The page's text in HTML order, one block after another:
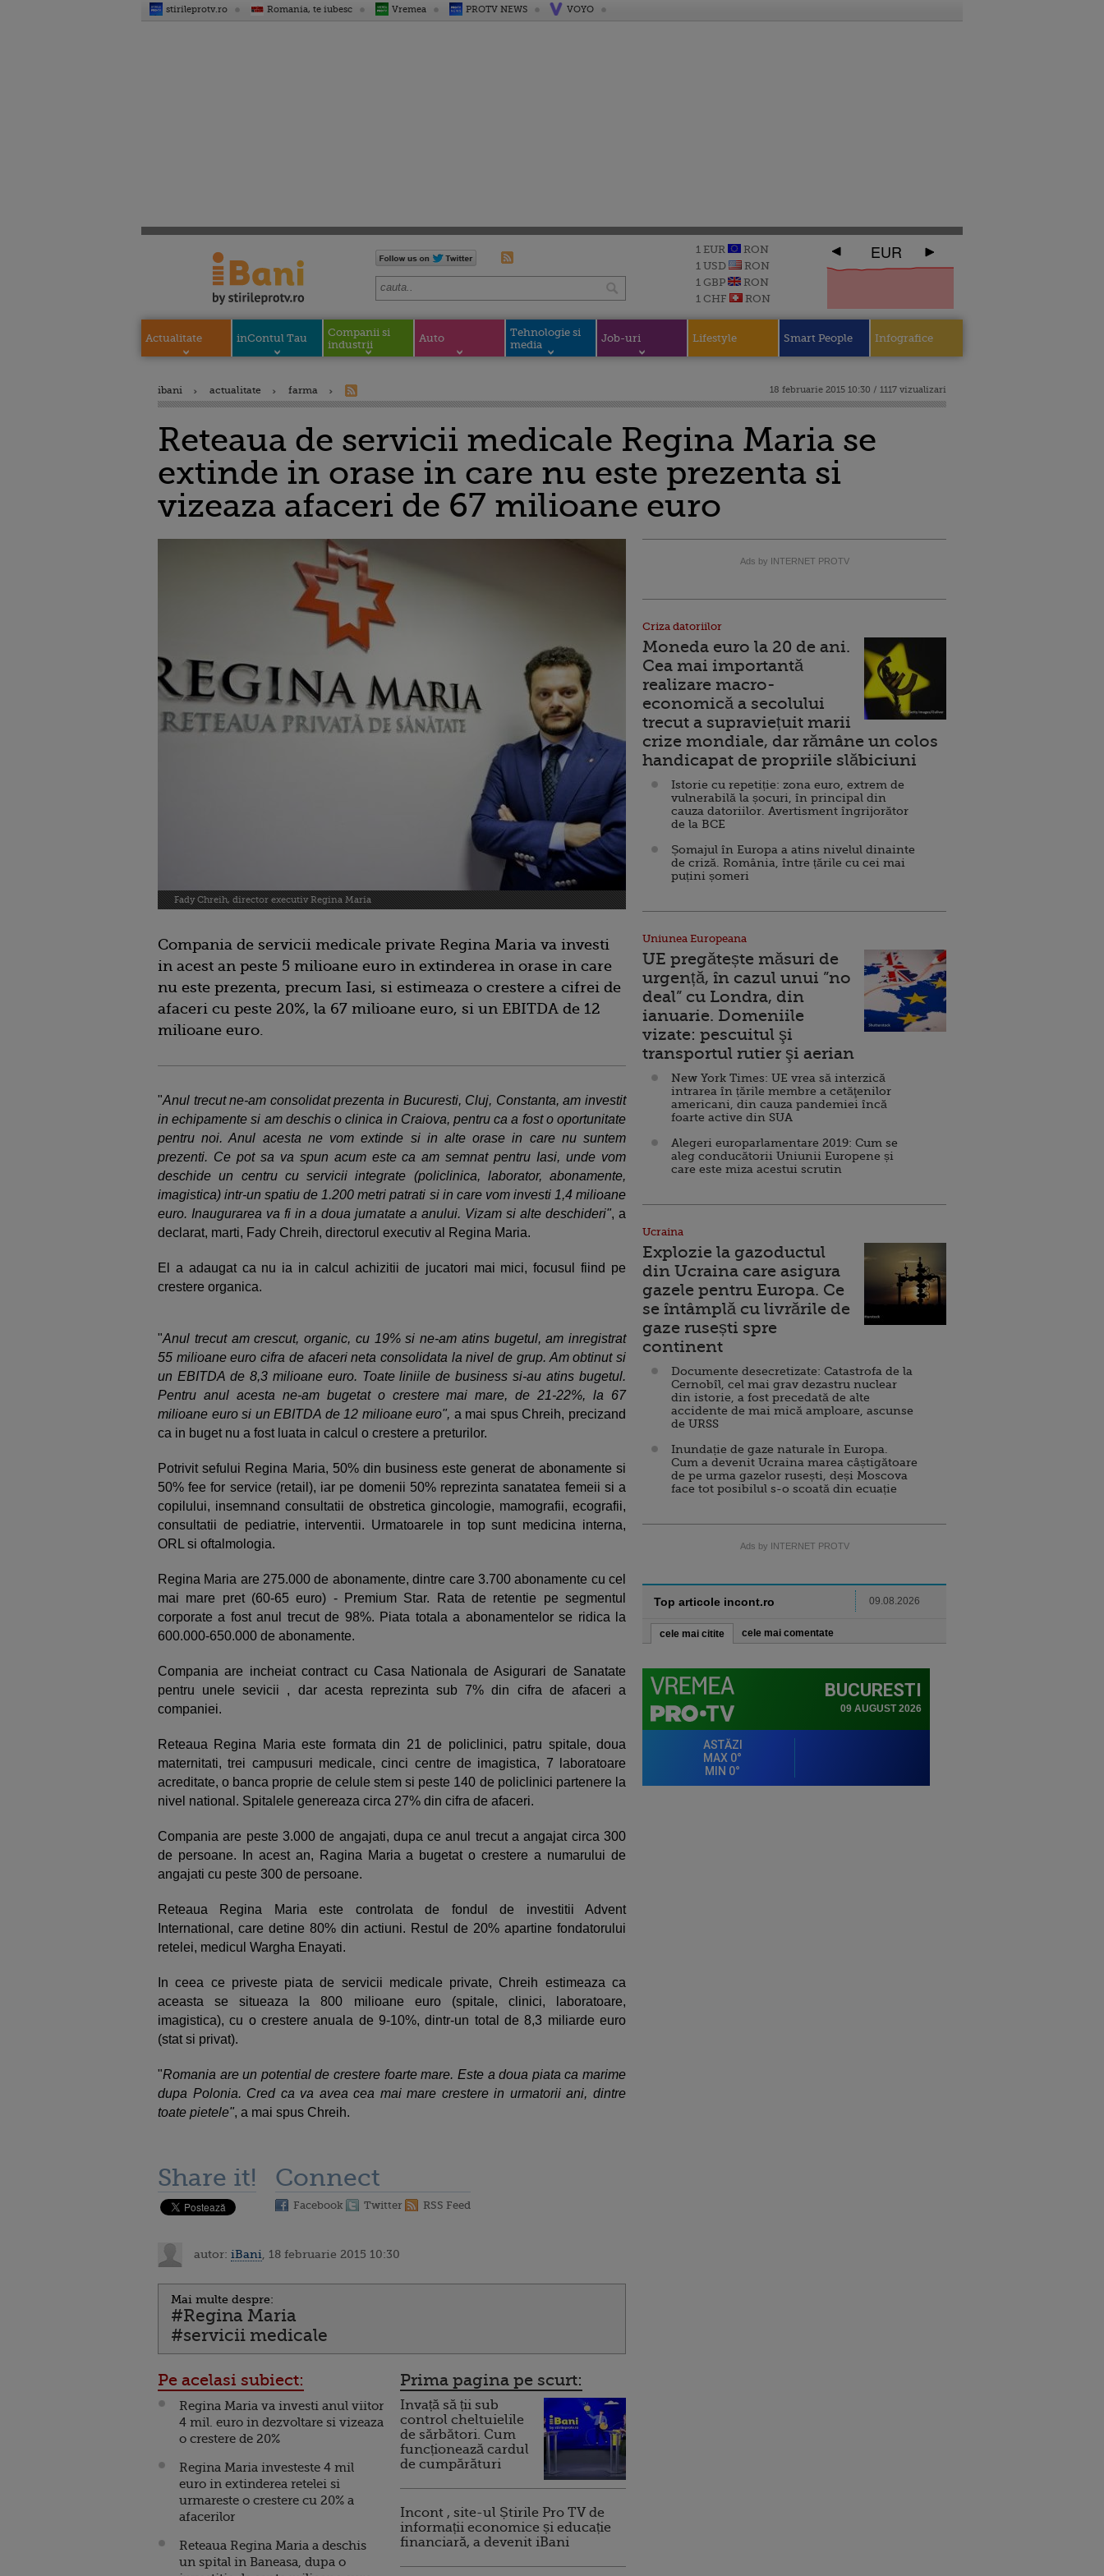
stirileprotv.ro Romania, te iubesc Vremea PROTV NEWS VOYO
1 EUR
RON
1 USD
RON
1 GBP
RON
1 CHF
RON
EUR
Actualitate inContul Tau
Companii si
industrii
Auto
Tehnologie si
media
Job-uri Lifestyle Smart People Infografice
ibani actualitate farma 18 februarie 2015 10:30 / 1117 vizualizari
Reteaua de servicii medicale Regina Maria se
extinde in orase in care nu este prezenta si
vizeaza afaceri de 67 milioane euro
Fady Chreih, director executiv Regina Maria
Compania de servicii medicale private Regina Maria va investi
in acest an peste 5 milioane euro in extinderea in orase in care
nu este prezenta, precum Iasi, si estimeaza o crestere a cifrei de
afaceri cu peste 20%, la 67 milioane euro, si un EBITDA de 12
milioane euro.
"Anul trecut ne-am consolidat prezenta in Bucuresti, Cluj, Constanta, am investit
in echipamente si am deschis o clinica in Craiova, pentru ca a fost o oportunitate
pentru noi. Anul acesta ne vom extinde si in alte orase in care nu suntem
prezenti. Ce pot sa va spun acum este ca am semnat pentru Iasi, unde vom
deschide un centru cu servicii integrate (policlinica, laborator, abonamente,
imagistica) intr-un spatiu de 1.200 metri patrati si in care vom investi 1,4 milioane
euro. Inaugurarea va fi in a doua jumatate a anului. Vizam si alte deschideri", a
declarat, marti, Fady Chreih, directorul executiv al Regina Maria.
El a adaugat ca nu ia in calcul achizitii de jucatori mai mici, focusul fiind pe
crestere organica.
"Anul trecut am crescut, organic, cu 19% si ne-am atins bugetul, am inregistrat
55 milioane euro cifra de afaceri neta consolidata la nivel de grup. Am obtinut si
un EBITDA de 8,3 milioane euro. Toate liniile de business si-au atins bugetul.
Pentru anul acesta ne-am bugetat o crestere mai mare, de 21-22%, la 67
milioane euro si un EBITDA de 12 milioane euro", a mai spus Chreih, precizand
ca in buget nu a fost luata in calcul o crestere a preturilor.
Potrivit sefului Regina Maria, 50% din business este generat de abonamente si
50% fee for service (retail), iar pe domenii 50% reprezinta sanatatea femeii si a
copilului, insemnand consultatii de obstretica gincologie, mamografii, ecografii,
consultatii de pediatrie, interventii. Urmatoarele in top sunt medicina interna,
ORL si oftalmologia.
Regina Maria are 275.000 de abonamente, dintre care 3.700 abonamente cu cel
mai mare pret (60-65 euro) - Premium Star. Rata de retentie pe segmentul
corporate a fost anul trecut de 98%. Piata totala a abonamentelor se ridica la
600.000-650.000 de abonamente.
Compania are incheiat contract cu Casa Nationala de Asigurari de Sanatate
pentru unele sevicii , dar acesta reprezinta sub 7% din cifra de afaceri a
companiei.
Reteaua Regina Maria este formata din 21 de policlinici, patru spitale, doua
maternitati, trei campusuri medicale, cinci centre de imagistica, 7 laboratoare
acreditate, o banca proprie de celule stem si peste 140 de policlinici partenere la
nivel national. Spitalele genereaza circa 27% din cifra de afaceri.
Compania are peste 3.000 de angajati, dupa ce anul trecut a angajat circa 300
de persoane. In acest an, Ragina Maria a bugetat o crestere a numarului de
angajati cu peste 300 de persoane.
Reteaua Regina Maria este controlata de fondul de investitii Advent
International, care detine 80% din actiuni. Restul de 20% apartine fondatorului
retelei, medicul Wargha Enayati.
In ceea ce priveste piata de servicii medicale private, Chreih estimeaza ca
aceasta se situeaza la 800 milioane euro (spitale, clinici, laboratoare,
imagistica), cu o crestere anuala de 9-10%, dintr-un total de 8,3 miliarde euro
(stat si privat).
"Romania are un potential de crestere foarte mare. Este a doua piata ca marime
dupa Polonia. Cred ca va avea cea mai mare crestere in urmatorii ani, dintre
toate pietele", a mai spus Chreih.
Share it! Connect
Facebook Twitter RSS Feed
autor: iBani , 18 februarie 2015 10:30
Mai multe despre:
#Regina Maria
#servicii medicale
Pe acelasi subiect:
Regina Maria va investi anul viitor
4 mil. euro in dezvoltare si vizeaza
o crestere de 20%
Regina Maria investeste 4 mil
euro in extinderea retelei si
urmareste o crestere cu 20% a
afacerilor
Reteaua Regina Maria a deschis
un spital in Baneasa, dupa o
Prima pagina pe scurt:
Invață să ții sub
control cheltuielile
de sărbători. Cum
funcționează cardul
de cumpărături
Incont , site-ul Știrile Pro TV de
informații economice și educație
financiară, a devenit iBani
Ads by INTERNET PROTV
Criza datoriilor
Moneda euro la 20 de ani.
Cea mai importantă
realizare macro-
economică a secolului
trecut a supraviețuit marii
crize mondiale, dar rămâne un colos
handicapat de propriile slăbiciuni
Istorie cu repetiție: zona euro, extrem de
vulnerabilă la șocuri, în principal din
cauza datoriilor. Avertisment îngrijorător
de la BCE
Șomajul în Europa a atins nivelul dinainte
de criză. România, între țările cu cei mai
puțini șomeri
Uniunea Europeana
UE pregătește măsuri de
urgență, în cazul unui ”no
deal” cu Londra, din
ianuarie. Domeniile
vizate: pescuitul şi
transportul rutier şi aerian
New York Times: UE vrea să interzică
intrarea în țările membre a cetăţenilor
americani, din cauza pandemiei încă
foarte active din SUA
Alegeri europarlamentare 2019: Cum se
aleg conducătorii Uniunii Europene și
care este miza acestui scrutin
Ucraina
Explozie la gazoductul
din Ucraina care asigura
gazele pentru Europa. Ce
se întâmplă cu livrările de
gaze rusești spre
continent
Documente desecretizate: Catastrofa de la
Cernobîl, cel mai grav dezastru nuclear
din istorie, a fost precedată de alte
accidente de mai mică amploare, ascunse
de URSS
Inundație de gaze naturale în Europa.
Cum a devenit Ucraina marea câștigătoare
de pe urma gazelor rusești, deși Moscova
face tot posibilul s-o scoată din ecuație
Ads by INTERNET PROTV
Top articole incont.ro 09.08.2026
cele mai citite cele mai comentate